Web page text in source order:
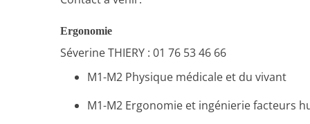
Ergonomie
Séverine THIERY : 01 76 53 46 66
M1-M2 Physique médicale et du vivant
M1-M2 Ergonomie et ingénierie facteurs